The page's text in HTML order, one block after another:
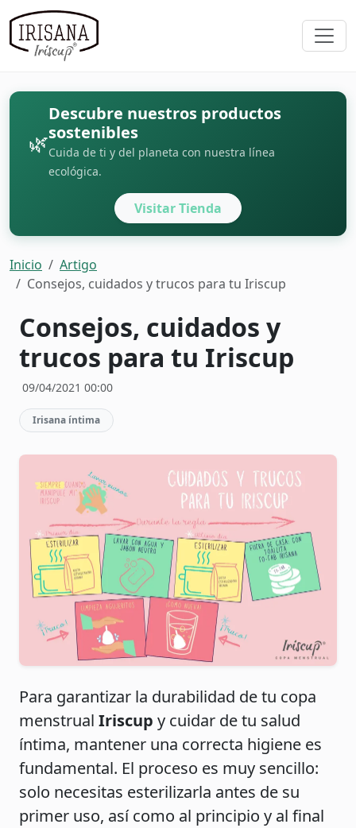
🌿
Descubre nuestros productos
sostenibles
Cuida de ti y del planeta con nuestra línea
ecológica.
Visitar Tienda
Inicio
Artigo
Consejos, cuidados y trucos para tu Iriscup
Consejos, cuidados y
trucos para tu Iriscup
09/04/2021 00:00
Irisana íntima
Para garantizar la durabilidad de tu copa
menstrual Iriscup y cuidar de tu salud
íntima, mantener una correcta higiene es
fundamental. El proceso es muy sencillo:
solo necesitas esterilizarla antes de su
primer uso, así como al principio y al final